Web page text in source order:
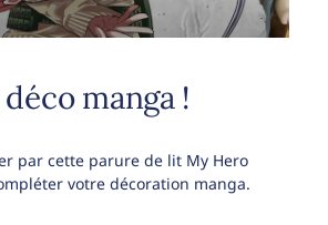
manga !
par cette parure de lit My Hero
votre décoration manga.